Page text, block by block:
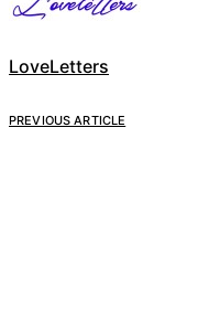
LoveLetters
PREVIOUS ARTICLE